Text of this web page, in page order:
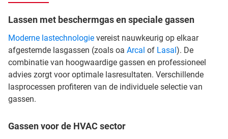
Lassen met beschermgas en speciale gassen
Moderne lastechnologie vereist nauwkeurig op elkaar
afgestemde lasgassen (zoals oa Arcal of Lasal ). De
combinatie van hoogwaardige gassen en professioneel
advies zorgt voor optimale lasresultaten. Verschillende
lasprocessen profiteren van de individuele selectie van
gassen.
Gassen voor de HVAC sector